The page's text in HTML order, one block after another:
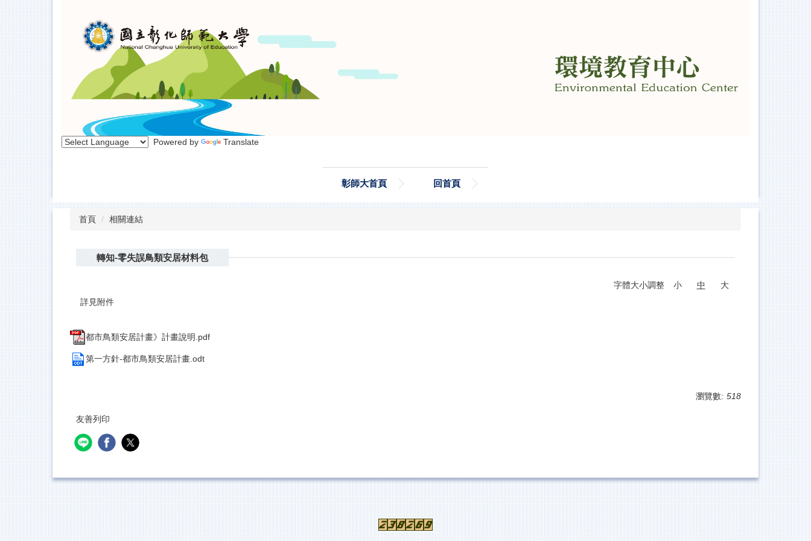
Powered by Translate
彰師大首頁 回首頁
首頁 相關連結
轉知-零失誤鳥類安居材料包
字體大小調整 小 中
大
詳見附件
都市鳥類安居計畫》計畫說明.pdf
第一方針-都市鳥類安居計畫.odt
瀏覽數: 518
友善列印